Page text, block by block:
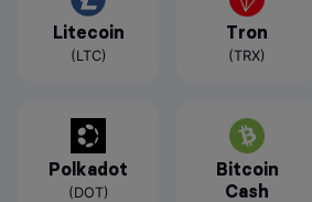
Litecoin
(LTC)
Tron
(TRX)
Polkadot
(DOT)
Bitcoin
Cash